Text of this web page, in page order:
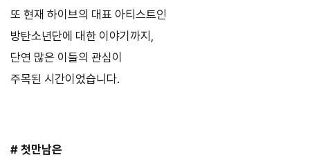
또 현재 하이브의 대표 아티스트인
방탄소년단에 대한 이야기까지,
단연 많은 이들의 관심이
주목된 시간이었습니다.
# 첫만남은